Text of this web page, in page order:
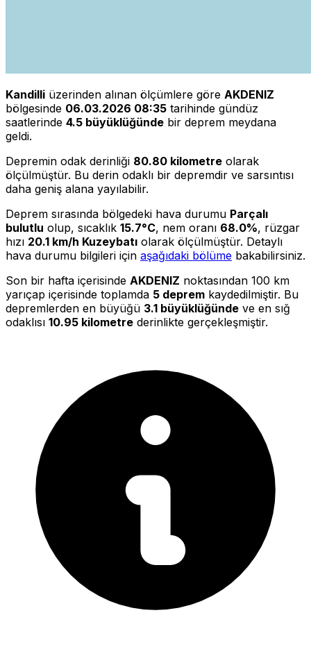
Kandilli üzerinden alınan ölçümlere göre AKDENIZ
bölgesinde 06.03.2026 08:35 tarihinde gündüz
saatlerinde 4.5 büyüklüğünde bir deprem meydana
geldi.
Depremin odak derinliği 80.80 kilometre olarak
ölçülmüştür. Bu derin odaklı bir depremdir ve sarsıntısı
daha geniş alana yayılabilir.
Deprem sırasında bölgedeki hava durumu Parçalı
bulutlu olup, sıcaklık 15.7°C, nem oranı 68.0%, rüzgar
hızı 20.1 km/h Kuzeybatı olarak ölçülmüştür. Detaylı
hava durumu bilgileri için aşağıdaki bölüme bakabilirsiniz.
Son bir hafta içerisinde AKDENIZ noktasından 100 km
yarıçap içerisinde toplamda 5 deprem kaydedilmiştir. Bu
depremlerden en büyüğü 3.1 büyüklüğünde ve en sığ
odaklısı 10.95 kilometre derinlikte gerçekleşmiştir.